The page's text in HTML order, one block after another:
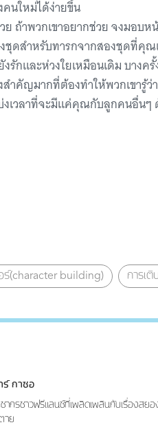
นใหม่ได้ง่ายขึ้น
ย ถ้าพวกเขาอยากช่วย จงมอ
ชุดสำหรับทารกจากสองชุดที่คุณ
งรักและห่วงใยเหมือนเดิม บาง
สำคัญมากที่ต้องทำให้พวกเขารู้
เวลาที่จะมีแค่คุณกับลูกคนอื่นๆ
ร์(character building) การเติ
ร์ กาซอ
ชากรชาวฟรีแลนซ์ที่เพลิดเพลินกับเรื่องสย
าย